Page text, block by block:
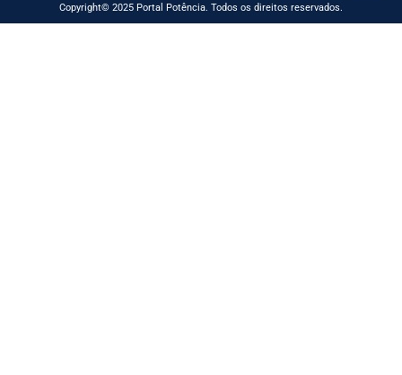
Copyright© 2025 Portal Potência. Todos os direitos reservados.